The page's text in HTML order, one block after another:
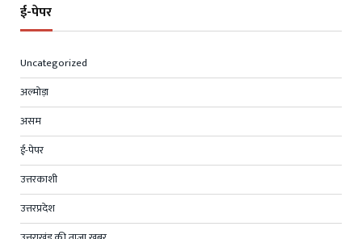
ई-पेपर
Uncategorized
अल्मोड़ा
असम
ई-पेपर
उत्तरकाशी
उत्तरप्रदेश